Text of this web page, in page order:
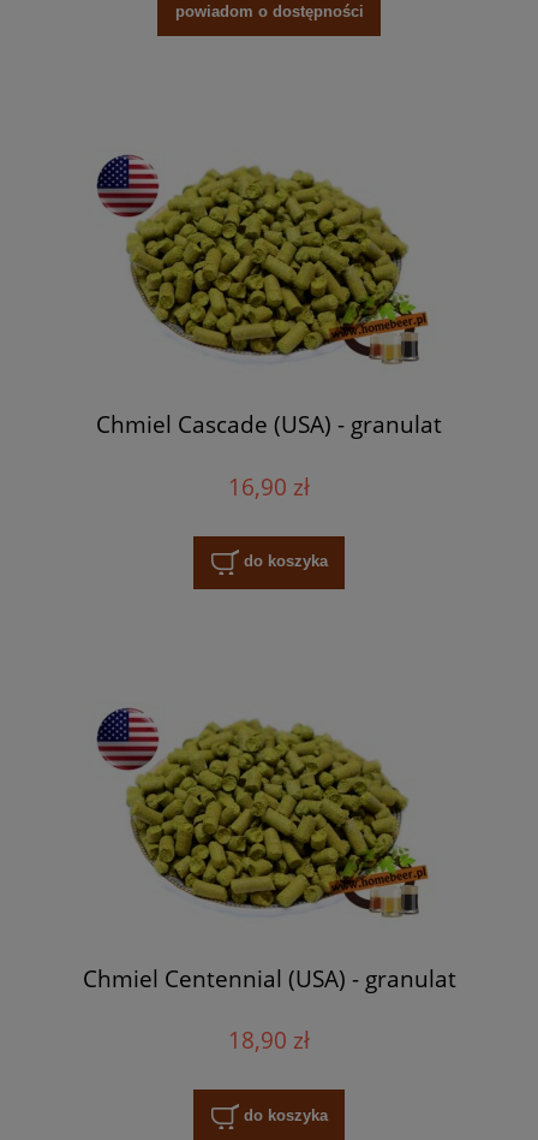
powiadom o dostępności
Chmiel Cascade (USA) - granulat
16,90 zł
do koszyka
Chmiel Centennial (USA) - granulat
18,90 zł
do koszyka